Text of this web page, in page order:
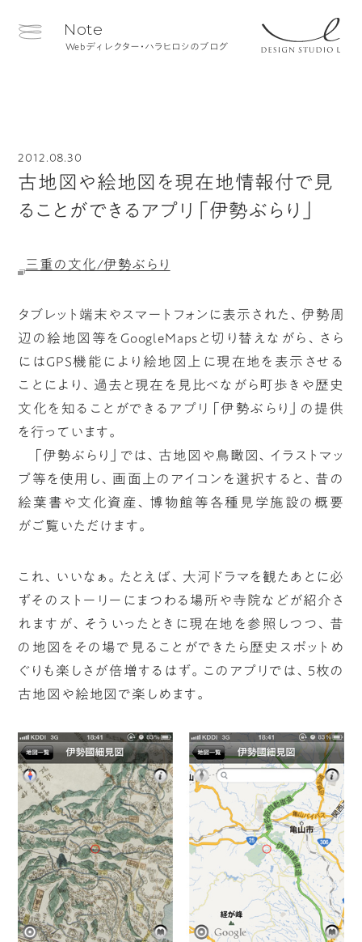
Note
Webディレクター・ハラヒロシのブログ
2012.08.30
古地図や絵地図を現在地情報付で見
ることができるアプリ「伊勢ぶらり」
三重の文化/伊勢ぶらり
タブレット端末やスマートフォンに表示された、伊勢周
辺の絵地図等をGoogleMapsと切り替えながら、さら
にはGPS機能により絵地図上に現在地を表示させる
ことにより、過去と現在を見比べながら町歩きや歴史
文化を知ることができるアプリ「伊勢ぶらり」の提供
を行っています。
「伊勢ぶらり」では、古地図や鳥瞰図、イラストマッ
プ等を使用し、画面上のアイコンを選択すると、昔の
絵葉書や文化資産、博物館等各種見学施設の概要
がご覧いただけます。
これ、いいなぁ。たとえば、大河ドラマを観たあとに必
ずそのストーリーにまつわる場所や寺院などが紹介さ
れますが、そういったときに現在地を参照しつつ、昔
の地図をその場で見ることができたら歴史スポットめ
ぐりも楽しさが倍増するはず。このアプリでは、5枚の
古地図や絵地図で楽しめます。